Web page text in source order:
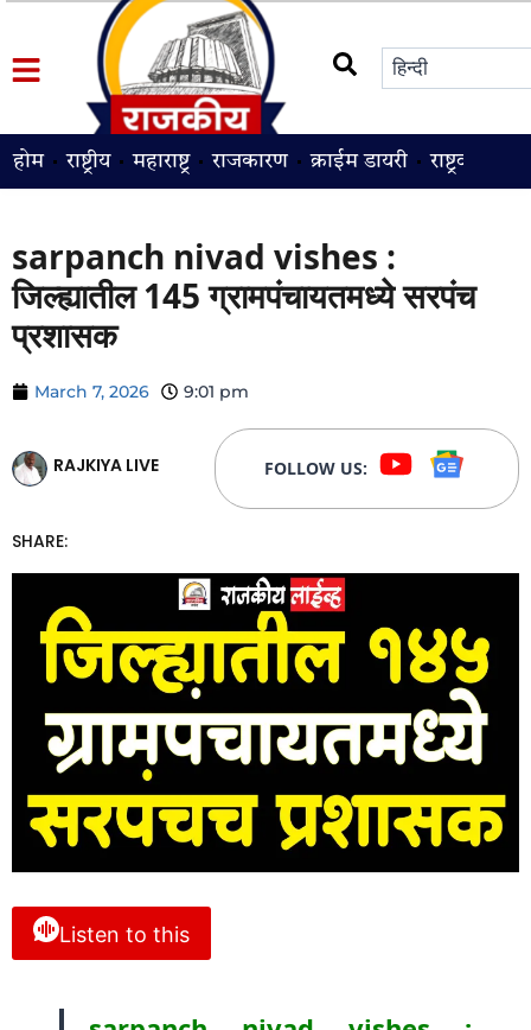
होम राष्ट्रीय महाराष्ट्र राजकारण क्राईम डायरी राष्ट्रवादी
sarpanch nivad vishes :
जिल्ह्यातील 145 ग्रामपंचायतमध्ये सरपंच
प्रशासक
March 7, 2026 9:01 pm
RAJKIYA LIVE FOLLOW US:
SHARE:
Listen to this